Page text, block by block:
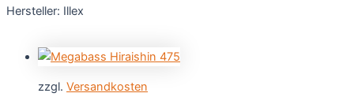
Hersteller: Illex
zzgl. Versandkosten